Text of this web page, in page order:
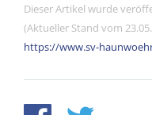
Dieser Artikel wurde
(Aktueller Stand vom
https://www.sv-